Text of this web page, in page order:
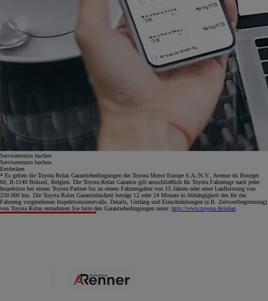
Servicetermin buchen
Servicetermin buchen
Entdecken
* Es gelten die Toyota Relax Garantiebedingungen der Toyota Motor Europe S.A./N.V., Avenue du Bourget
60, B-1140 Brüssel, Belgien. Die Toyota Relax Garantie gilt ausschließlich für Toyota Fahrzeuge nach jeder
Inspektion bei einem Toyota Partner bis zu einem Fahrzeugalter von 15 Jahren oder einer Laufleistung von
250.000 km. Die Toyota Relax Garantielaufzeit beträgt 12 oder 24 Monate in Abhängigkeit des für das
Fahrzeug vorgesehenen Inspektionsintervalls. Details, Umfang und Einschränkungen (z.B. Zeitwertbegrenzung)
von Toyota Relax entnehmen Sie bitte den Garantiebedingungen unter: http://www.toyota.de/relax.